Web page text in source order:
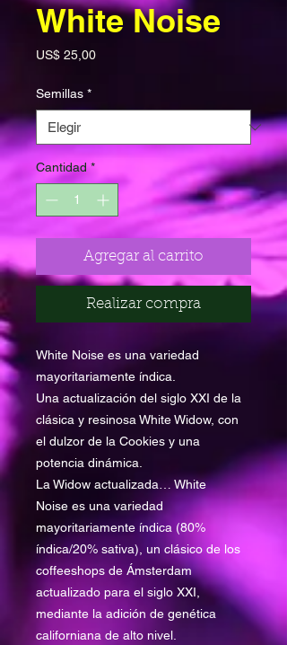
White Noise
US$ 25,00Precio
Semillas *
Cantidad *
Agregar al carrito
Realizar compra
White Noise es una variedad
mayoritariamente índica.
Una actualización del siglo XXI de la
clásica y resinosa White Widow, con
el dulzor de la Cookies y una
potencia dinámica.
La Widow actualizada… White
Noise es una variedad
mayoritariamente índica (80%
índica/20% sativa), un clásico de los
coffeeshops de Ámsterdam
actualizado para el siglo XXI,
mediante la adición de genética
californiana de alto nivel.